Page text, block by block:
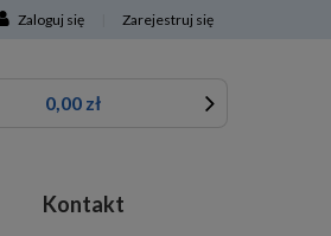
Zaloguj się Zarejestruj się
0,00 zł
Kontakt